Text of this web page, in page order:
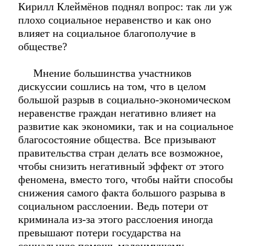
Кирилл Клеймёнов поднял вопрос: так ли уж
плохо социальное неравенство и как оно
влияет на социальное благополучие в
обществе?
Мнение большинства участников
дискуссии сошлись на том, что в целом
большой разрыв в социально-экономическом
неравенстве граждан негативно влияет на
развитие как экономики, так и на социальное
благосостояние общества. Все призывают
правительства стран делать все возможное,
чтобы снизить негативный эффект от этого
феномена, вместо того, чтобы найти способы
снижения самого факта большого разрыва в
социальном расслоении. Ведь потери от
криминала из-за этого расслоения иногда
превышают потери государства на